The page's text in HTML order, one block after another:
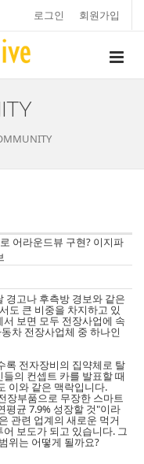
로그인 회원가입
어라운드뷰 구현? 이지파
경고나 후측방 경보와 같은
도 큰 비중을 차지하고 있
보면 모두 전장사업에 속
차 전장사업체 중 하나인
록 전자장비의 집약체로 탈
의 컨셉트 카를 발표할 때
이와 같은 맥락입니다.
장부품으로 무장한 스마트
평균 7.9% 성장할 것"이라
관련 업계의 새로운 먹거
보도가 되고 있습니다. 그
위는 어떻게 될까요?